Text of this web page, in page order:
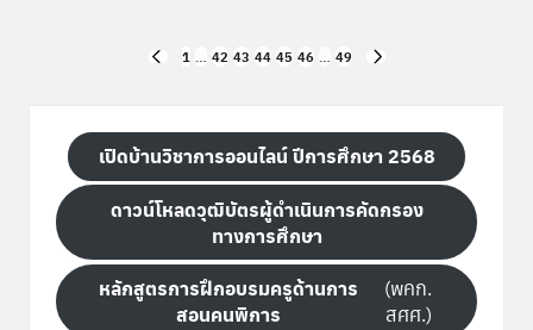
PREVIOUS
1 … 42 43 44 45 46 … 49
เปิดบ้านวิชาการออนไลน์ ปีการศึกษา 2568
ดาวน์โหลดวุฒิบัตรผู้ดำเนินการคัดกรอง
ทางการศึกษา
หลักสูตรการฝึกอบรมครูด้านการ
สอนคนพิการ
(พคก.
สศศ.)